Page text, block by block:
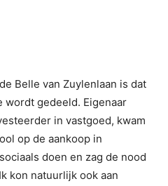
Belle van Zuylenlaan is dat
gedeeld. Eigenaar
in vastgoed, kwam
op de aankoop in
doen en zag de nood
kon natuurlijk ook aan